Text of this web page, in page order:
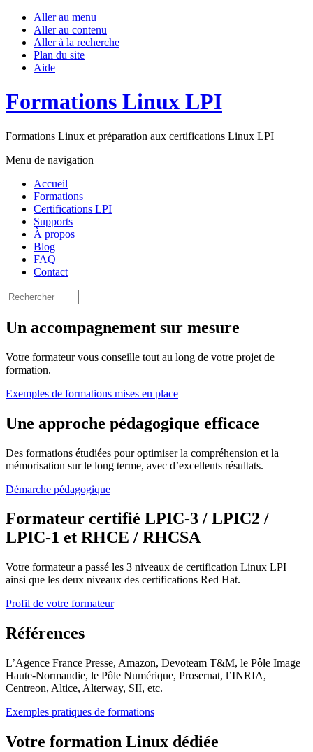
Aller au menu
Aller au contenu
Aller à la recherche
Plan du site
Aide
Formations Linux LPI
Formations Linux et préparation aux certifications Linux LPI
Menu de navigation
Accueil
Formations
Certifications LPI
Supports
À propos
Blog
FAQ
Contact
Un accompagnement sur mesure
Votre formateur vous conseille tout au long de votre projet de
formation.
Exemples de formations mises en place
Une approche pédagogique efficace
Des formations étudiées pour optimiser la compréhension et la
mémorisation sur le long terme, avec d’excellents résultats.
Démarche pédagogique
Formateur certifié LPIC-3 / LPIC2 /
LPIC-1 et RHCE / RHCSA
Votre formateur a passé les 3 niveaux de certification Linux LPI
ainsi que les deux niveaux des certifications Red Hat.
Profil de votre formateur
Références
L’Agence France Presse, Amazon, Devoteam T&M, le Pôle Image
Haute-Normandie, le Pôle Numérique, Prosernat, l’INRIA,
Centreon, Altice, Alterway, SII, etc.
Exemples pratiques de formations
Votre formation Linux dédiée